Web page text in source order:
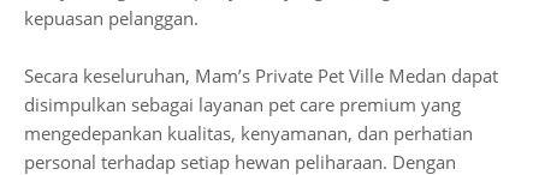
kepuasan pelanggan.
Secara keseluruhan, Mam’s Private Pet Ville Medan dapat
disimpulkan sebagai layanan pet care premium yang
mengedepankan kualitas, kenyamanan, dan perhatian
personal terhadap setiap hewan peliharaan. Dengan